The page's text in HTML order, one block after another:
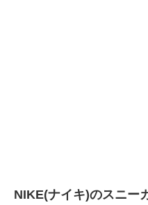
NIKE(ナイキ)のスニー